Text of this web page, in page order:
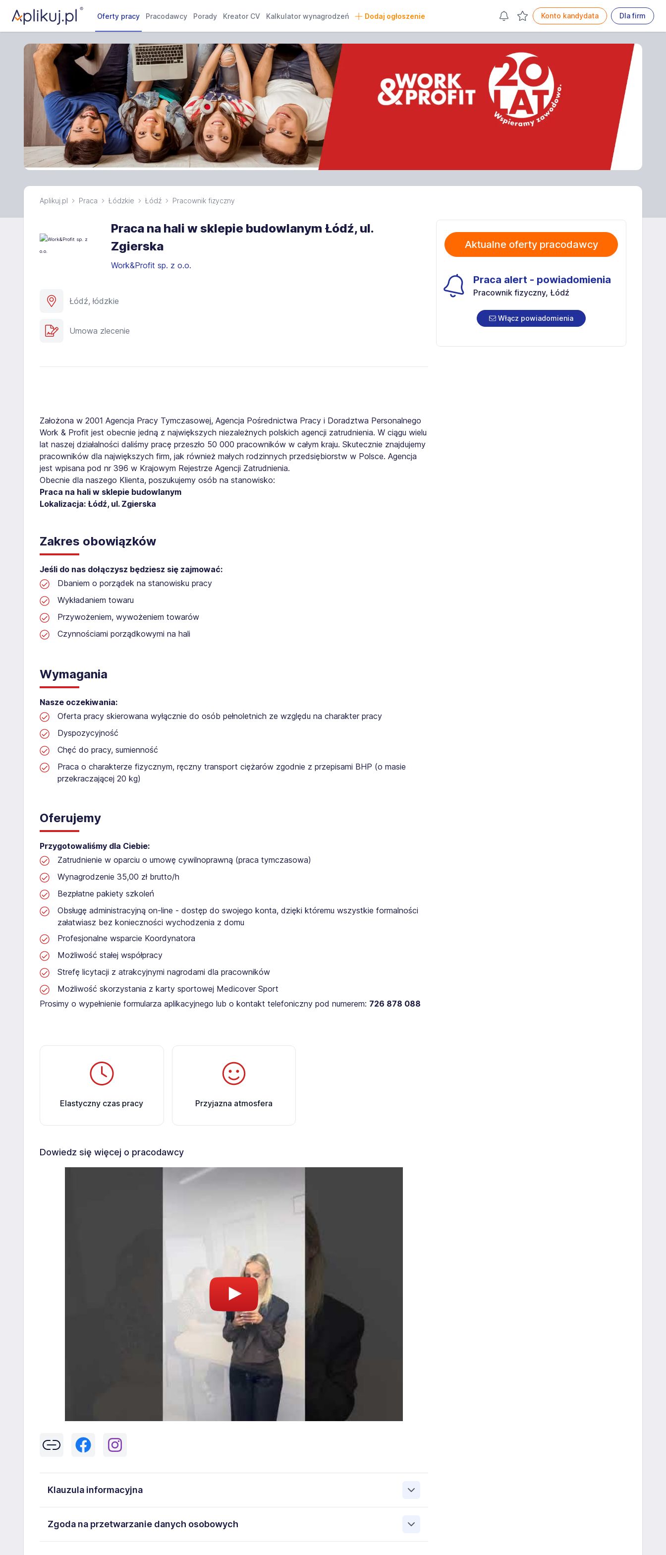
Oferty pracy Pracodawcy Porady Kreator CV Kalkulator wynagrodzeń Dodaj ogłoszenie Konto kandydata Dla firm
Aplikuj.pl Praca Łódzkie Łódź Pracownik fizyczny
Praca na hali w sklepie budowlanym Łódź, ul.
Zgierska
Work&Profit sp. z o.o.
Łódź, łódzkie
Umowa zlecenie
Założona w 2001 Agencja Pracy Tymczasowej, Agencja Pośrednictwa Pracy i Doradztwa Personalnego
Work & Profit jest obecnie jedną z największych niezależnych polskich agencji zatrudnienia. W ciągu wielu
lat naszej działalności daliśmy pracę przeszło 50 000 pracowników w całym kraju. Skutecznie znajdujemy
pracowników dla największych firm, jak również małych rodzinnych przedsiębiorstw w Polsce. Agencja
jest wpisana pod nr 396 w Krajowym Rejestrze Agencji Zatrudnienia.
Obecnie dla naszego Klienta, poszukujemy osób na stanowisko:
Praca na hali w sklepie budowlanym
Lokalizacja: Łódź, ul. Zgierska
Zakres obowiązków
Jeśli do nas dołączysz będziesz się zajmować:
Dbaniem o porządek na stanowisku pracy
Wykładaniem towaru
Przywożeniem, wywożeniem towarów
Czynnościami porządkowymi na hali
Wymagania
Nasze oczekiwania:
Oferta pracy skierowana wyłącznie do osób pełnoletnich ze względu na charakter pracy
Dyspozycyjność
Chęć do pracy, sumienność
Praca o charakterze fizycznym, ręczny transport ciężarów zgodnie z przepisami BHP (o masie
przekraczającej 20 kg)
Oferujemy
Przygotowaliśmy dla Ciebie:
Zatrudnienie w oparciu o umowę cywilnoprawną (praca tymczasowa)
Wynagrodzenie 35,00 zł brutto/h
Bezpłatne pakiety szkoleń
Obsługę administracyjną on-line - dostęp do swojego konta, dzięki któremu wszystkie formalności
załatwiasz bez konieczności wychodzenia z domu
Profesjonalne wsparcie Koordynatora
Możliwość stałej współpracy
Strefę licytacji z atrakcyjnymi nagrodami dla pracowników
Możliwość skorzystania z karty sportowej Medicover Sport
Prosimy o wypełnienie formularza aplikacyjnego lub o kontakt telefoniczny pod numerem: 726 878 088
Elastyczny czas pracy Przyjazna atmosfera
Dowiedz się więcej o pracodawcy
Klauzula informacyjna
43-300 Bielsko-Biała danych osobowych zawartych w zgłoszeniu rekrutacyjnym w celu prowadzenia rekrutacji
Zgoda na przetwarzanie danych osobowych
Aktualne oferty pracodawcy
Praca alert - powiadomienia
Pracownik fizyczny, Łódź
Włącz powiadomienia